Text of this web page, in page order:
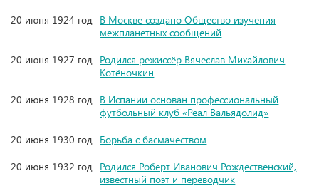
20 июня 1924 год В Москве создано Общество изучения
межпланетных сообщений
20 июня 1927 год Родился режиссёр Вячеслав Михайлович
Котёночкин
20 июня 1928 год В Испании основан профессиональный
футбольный клуб «Реал Вальядолид»
20 июня 1930 год Борьба с басмачеством
20 июня 1932 год Родился Роберт Иванович Рождественский,
известный поэт и переводчик